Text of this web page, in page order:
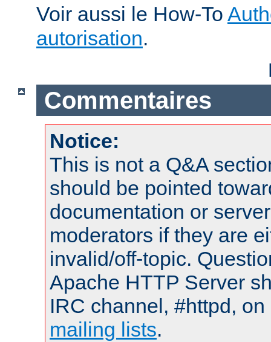
Voir aussi le How-To
autorisation.
Commentaires
Notice:
This is not a Q&A
should be pointed
documentation or
moderators if they are
invalid/off-topic.
Apache HTTP Server
IRC channel, #httpd,
mailing lists.